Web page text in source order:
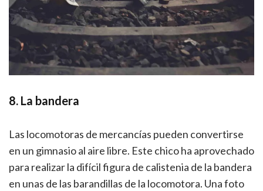
8. La bandera
Las locomotoras de mercancías pueden convertirse
en un gimnasio al aire libre. Este chico ha aprovechado
para realizar la difícil figura de calistenia de la bandera
en unas de las barandillas de la locomotora. Una foto